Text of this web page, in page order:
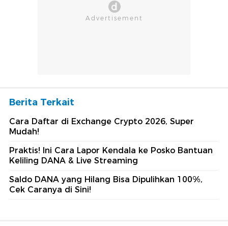
Berita Terkait
Cara Daftar di Exchange Crypto 2026, Super
Mudah!
Praktis! Ini Cara Lapor Kendala ke Posko Bantuan
Keliling DANA & Live Streaming
Saldo DANA yang Hilang Bisa Dipulihkan 100%,
Cek Caranya di Sini!